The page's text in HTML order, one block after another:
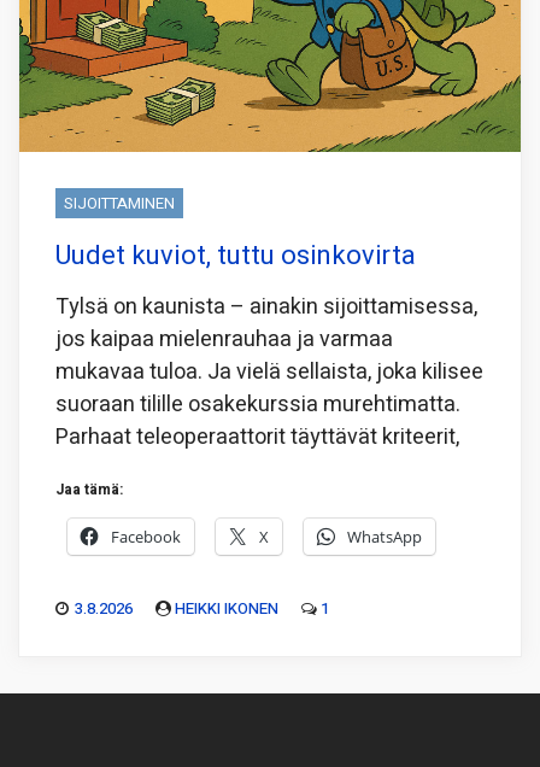
SIJOITTAMINEN
Uudet kuviot, tuttu osinkovirta
Tylsä on kaunista – ainakin sijoittamisessa,
jos kaipaa mielenrauhaa ja varmaa
mukavaa tuloa. Ja vielä sellaista, joka kilisee
suoraan tilille osakekurssia murehtimatta.
Parhaat teleoperaattorit täyttävät kriteerit,
Jaa tämä:
Facebook X WhatsApp
3.8.2026 HEIKKI IKONEN 1